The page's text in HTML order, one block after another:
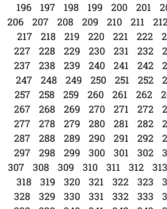
196
197 198 199 200 201
206
207 208 209 210 211
217
218 219 220 221 222
227
228 229 230 231 232
237
238 239 240 241 242
247
248 249 250 251 252
257
258 259 260 261 262
267
268 269 270 271 272
277
278 279 280 281 282
287
288 289 290 291 292
297
298 299 300 301 302
307
308 309 310 311 312 313
318
319 320 321 322 323
328
329 330 331 332 333